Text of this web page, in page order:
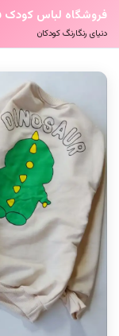
فروشگاه لباس
دنیای رنگارنگ کودکان